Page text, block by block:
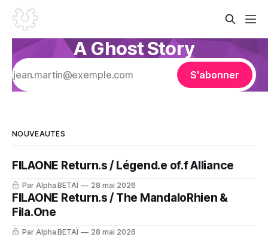
A Ghost Story
S'abonner
NOUVEAUTÉS
FILAONE Return.s / Légend.e of.f Alliance
Par Alpha BETAÏ 28 mai 2026
FILAONE Return.s / The MandaloRhien &
Fila.One
Par Alpha BETAÏ 28 mai 2026